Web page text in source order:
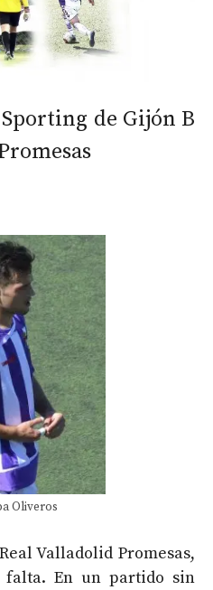
de Gijón B
Oliveros
Valladolid Promesas,
En un partido sin